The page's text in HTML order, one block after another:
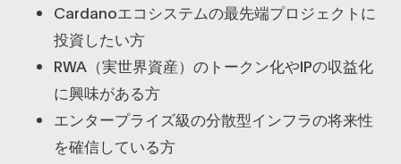
​Cardanoエコシステムの最先端プロジェクトに
投資したい方
​RWA（実世界資産）のトークン化やIPの収益化
に興味がある方
​エンタープライズ級の分散型インフラの将来性
を確信している方